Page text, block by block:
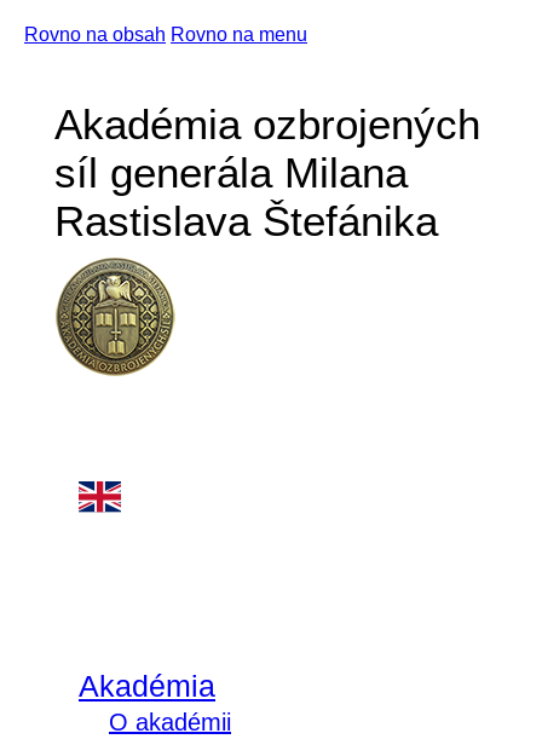
Rovno na obsah Rovno na menu
Akadémia ozbrojených
síl generála Milana
Rastislava Štefánika
Akadémia
O akadémii